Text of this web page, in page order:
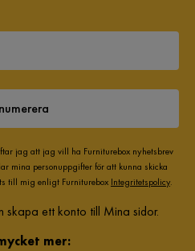
jag att jag vill ha Furniturebox nyhetsbrev
mina personuppgifter för att kunna skicka
till mig enligt Furniturebox Integritetspolicy.
skapa ett konto till Mina sidor.
mer: